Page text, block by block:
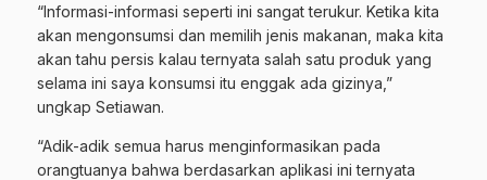
“Informasi-informasi seperti ini sangat terukur. Ketika kita
akan mengonsumsi dan memilih jenis makanan, maka kita
akan tahu persis kalau ternyata salah satu produk yang
selama ini saya konsumsi itu enggak ada gizinya,”
ungkap Setiawan.
“Adik-adik semua harus menginformasikan pada
orangtuanya bahwa berdasarkan aplikasi ini ternyata